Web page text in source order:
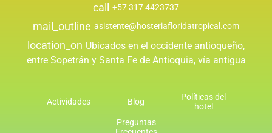
call +57 317 4423737
mail_outline asistente@hosteriafloridatropical.com
location_on Ubicados en el occidente antioqueño,
entre Sopetrán y Santa Fe de Antioquia, vía antigua
Actividades Blog
Políticas del
hotel
Preguntas